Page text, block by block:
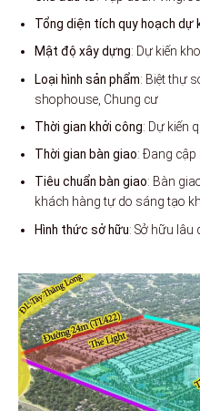
Tổng diện tích quy hoạch dự
Mật độ xây dựng: Dự kiến
Loại hình sản phẩm: Biệt thự
shophouse, Chung cư
Thời gian khởi công: Dự kiến
Thời gian bàn giao: Đang cập
Tiêu chuẩn bàn giao: Bàn
khách hàng tự do sáng tạo
Hình thức sở hữu: Sở hữu lâu